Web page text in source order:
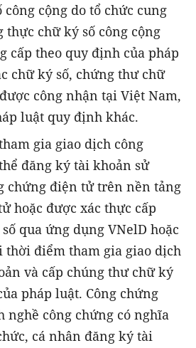
cộng do tổ chức cung
thực chữ ký số công cộng
cấp theo quy định của pháp
chữ ký số, chứng thư chữ
công nhận tại Việt Nam,
luật quy định khác.
gia giao dịch công
đăng ký tài khoản sử
chứng điện tử trên nền tảng
hoặc được xác thực cấp
qua ứng dụng VNelD hoặc
thời điểm tham gia giao dịch
và cấp chúng thư chữ ký
pháp luật. Công chứng
nghề công chứng có nghĩa
cá nhân đăng ký tài